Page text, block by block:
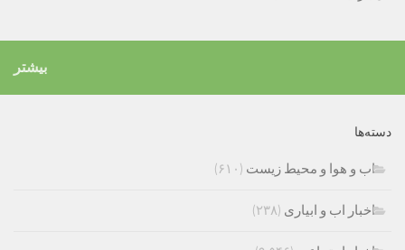
بیشتر
دسته‌ها
اب و هوا و محیط زیست (۶۱۰)
اخبار اب و ابیاری (۲۳۸)